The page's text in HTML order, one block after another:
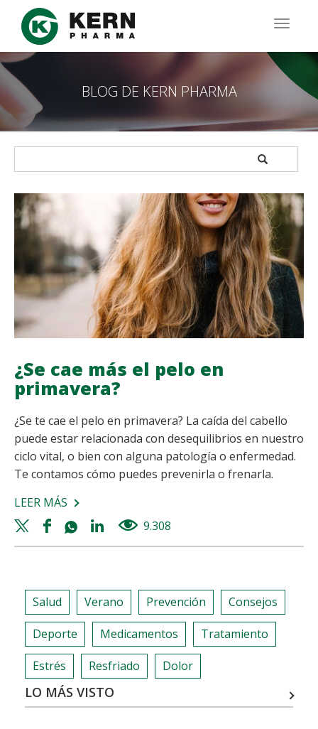
Pasar
contenido
principal
BLOG DE KERN PHARMA
APPLY
¿Se cae más el pelo en
primavera?
¿Se te cae el pelo en primavera? La caída del cabello
puede estar relacionada con desequilibrios en nuestro
ciclo vital, o bien con alguna patología o enfermedad.
Te contamos cómo puedes prevenirla o frenarla.
LEER MÁS SOBRE
¿SE
CAE
PELO
PRIMAVERA?
Twitter
share
Facebook
share
Whatsapp
share
Linkedin
share
9.308
Salud Verano Prevención Consejos
Deporte Medicamentos Tratamiento
Estrés Resfriado Dolor
LO MÁS VISTO